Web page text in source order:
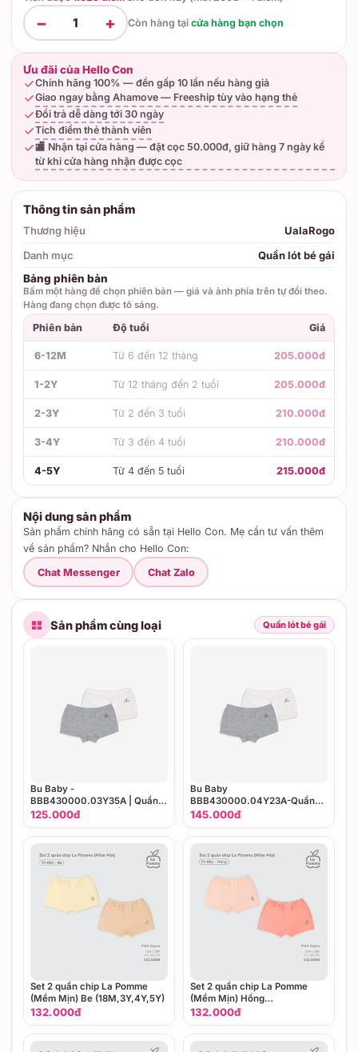
− 1 + Còn hàng tại cửa hàng bạn chọn
Ưu đãi của Hello Con
Chính hãng 100% — đền gấp 10 lần nếu hàng giả
Giao ngay bằng Ahamove — Freeship tùy vào hạng thẻ
Đổi trả dễ dàng tới 30 ngày
Tích điểm thẻ thành viên
🏬 Nhận tại cửa hàng — đặt cọc 50.000đ, giữ hàng 7 ngày kể
từ khi cửa hàng nhận được cọc
Thông tin sản phẩm
Thương hiệu
UalaRogo
Danh mục
Quần lót bé gái
Bảng phiên bản
Bấm một hàng để chọn phiên bản — giá và ảnh phía trên tự đổi theo.
Hàng đang chọn được tô sáng.
Phiên bản Độ tuổi Giá
6-12M Từ 6 đến 12 tháng 205.000đ
1-2Y Từ 12 tháng đến 2 tuổi 205.000đ
2-3Y Từ 2 đến 3 tuổi 210.000đ
3-4Y Từ 3 đến 4 tuổi 210.000đ
4-5Y Từ 4 đến 5 tuổi 215.000đ
Nội dung sản phẩm
Sản phẩm chính hãng có sẵn tại Hello Con. Mẹ cần tư vấn thêm
về sản phẩm? Nhắn cho Hello Con:
Chat Messenger
Chat Zalo
Sản phẩm cùng loại Quần lót bé gái
Bu Baby -
BBB430000.03Y35A | Quần
chip đùi Bambus Trắng - Ghi
12M đến 3Y
125.000đ
Bu Baby
BBB430000.04Y23A-Quần
chip đùi Bambus (3-4Y, 4-5Y)
(Trắng - Be, Trắng - Ghi, Hồng
cam - Trắng)
145.000đ
Set 2 quần chip La Pomme
(Mềm Mịn) Be (18M,3Y,4Y,5Y)
132.000đ
Set 2 quần chip La Pomme
(Mềm Mịn) Hồng
(18M,3Y,4Y,5Y)
132.000đ